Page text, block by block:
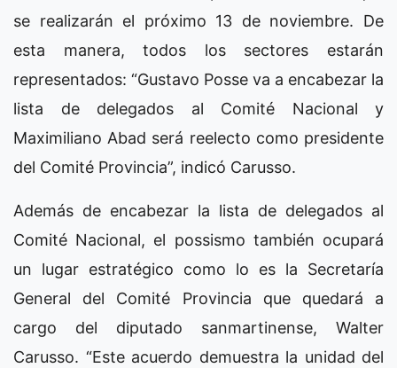
se realizarán el próximo 13 de noviembre. De
esta manera, todos los sectores estarán
representados: “Gustavo Posse va a encabezar la
lista de delegados al Comité Nacional y
Maximiliano Abad será reelecto como presidente
del Comité Provincia”, indicó Carusso.
Además de encabezar la lista de delegados al
Comité Nacional, el possismo también ocupará
un lugar estratégico como lo es la Secretaría
General del Comité Provincia que quedará a
cargo del diputado sanmartinense, Walter
Carusso. “Este acuerdo demuestra la unidad del